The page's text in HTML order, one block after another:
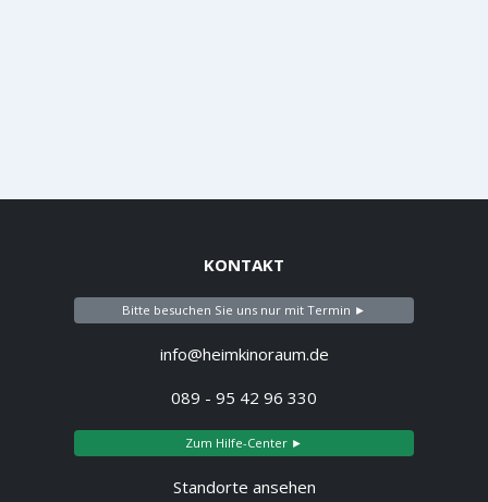
KONTAKT
Bitte besuchen Sie uns nur mit Termin ►
info@heimkinoraum.de
089 - 95 42 96 330
Zum Hilfe-Center ►
Standorte ansehen